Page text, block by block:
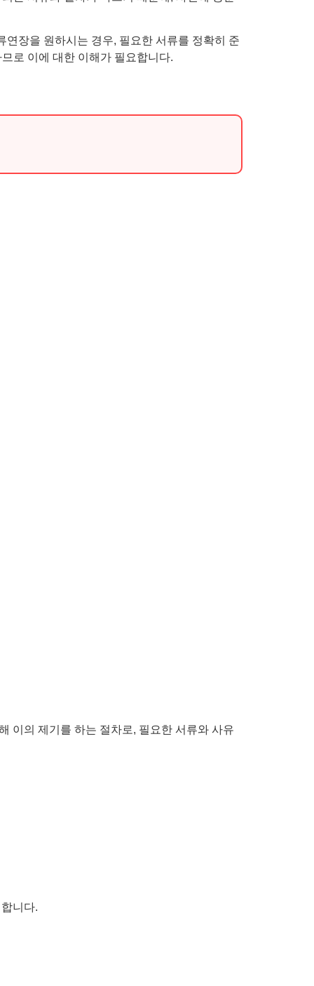
장을 원하시는 경우, 필요한 서류를 정확히 준
로 이에 대한 이해가 필요합니다.
이의 제기를 하는 절차로, 필요한 서류와 사유
니다.